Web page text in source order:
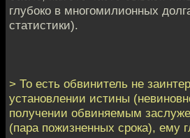
глубоко в многомилионных
статистики).
> То есть обвинитель не
установлении истины
получении обвиняемым
(пара пожизненных срока), ему